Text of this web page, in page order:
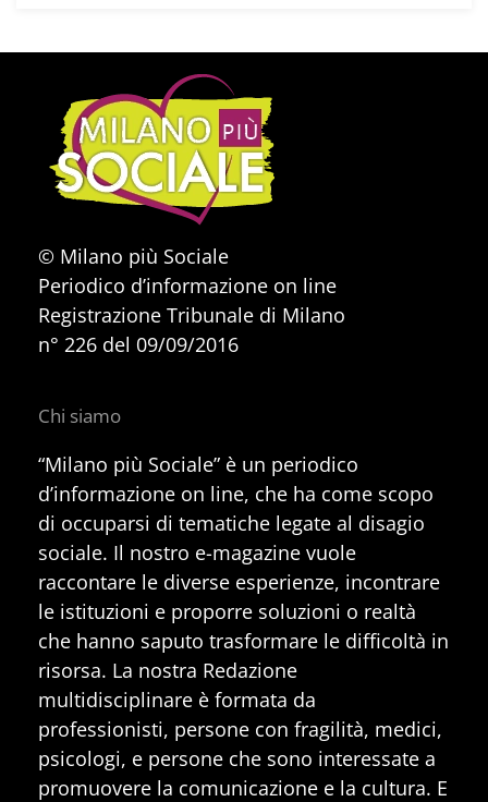
© Milano più Sociale
Periodico d’informazione on line
Registrazione Tribunale di Milano
n° 226 del 09/09/2016
Chi siamo
“Milano più Sociale” è un periodico
d’informazione on line, che ha come scopo
di occuparsi di tematiche legate al disagio
sociale. Il nostro e-magazine vuole
raccontare le diverse esperienze, incontrare
le istituzioni e proporre soluzioni o realtà
che hanno saputo trasformare le difficoltà in
risorsa. La nostra Redazione
multidisciplinare è formata da
professionisti, persone con fragilità, medici,
psicologi, e persone che sono interessate a
promuovere la comunicazione e la cultura. E